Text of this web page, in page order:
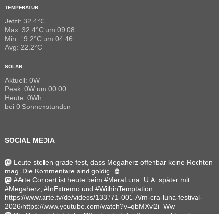
TEMPERATUR
Jetzt: 32.4°C
Max: 32.4°C um 09:08
Min: 19.2°C um 04:46
Avg: 22.2°C
SOLAR
Aktuell: 0W
Peak: 0W um 00:00
Heute: 0Wh
bei 0 Sonnenstunden
SOCIAL MEDIA
Leute stellen grade fest, dass Megaherz offenbar keine Rechten
mag. Die Kommentare sind goldig. 🍿
#Arte Concert ist heute beim #MeraLuna. U.A. später mit
#Megaherz, #InExtremo und #WithinTemptation
https://www.arte.tv/de/videos/133771-001-A/m-era-luna-festival-
2026/https://www.youtube.com/watch?v=qbMXvl2i_Ww